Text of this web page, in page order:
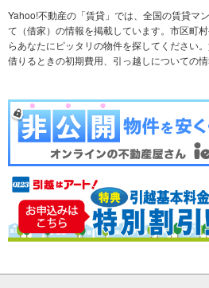
不動産会社から探す 希
テーマから探す ラ
新築マンション 中
新築一戸建て 中
注文住宅 土
売却査定
マンションカタログ 教
Yahoo!不動産の「賃貸」では、全国の賃貸マ
て（借家）の情報を掲載しています。市区町
らあなたにピッタリの物件を探してください
借りるときの初期費用、引っ越しについての情